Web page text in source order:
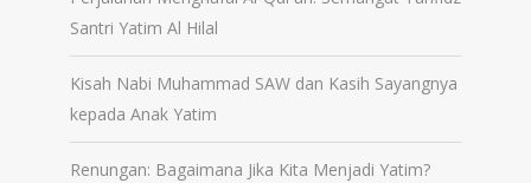
Santri Yatim Al Hilal
Kisah Nabi Muhammad SAW dan Kasih Sayangnya
kepada Anak Yatim
Renungan: Bagaimana Jika Kita Menjadi Yatim?